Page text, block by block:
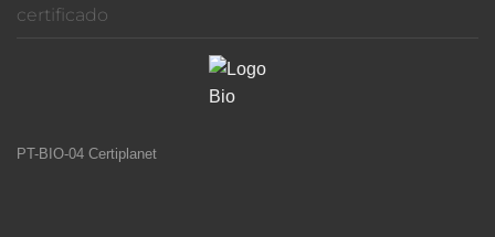
certificado
PT-BIO-04 Certiplanet